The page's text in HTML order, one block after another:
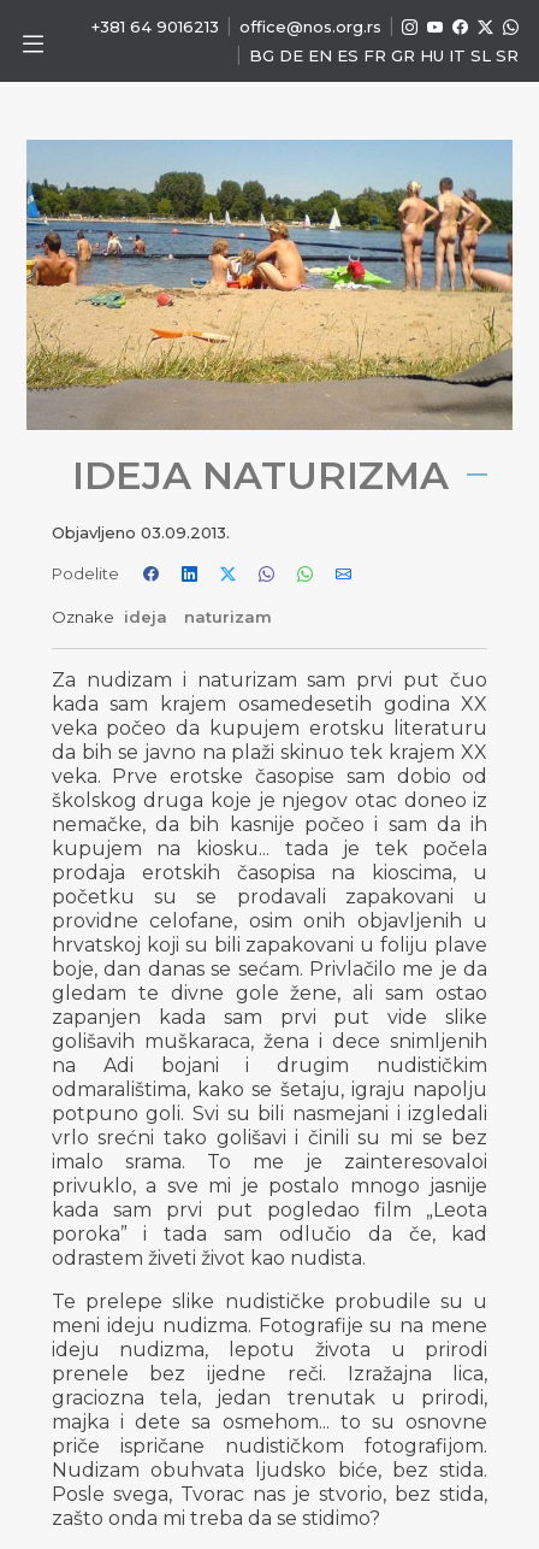
+381 64 9016213 office@nos.org.rs
BG DE EN ES FR GR HU IT SL SR
IDEJA NATURIZMA
Objavljeno 03.09.2013.
Podelite
Oznake ideja naturizam
Za nudizam i naturizam sam prvi put čuo
kada sam krajem osamedesetih godina XX
veka počeo da kupujem erotsku literaturu
da bih se javno na plaži skinuo tek krajem XX
veka. Prve erotske časopise sam dobio od
školskog druga koje je njegov otac doneo iz
nemačke, da bih kasnije počeo i sam da ih
kupujem na kiosku... tada je tek počela
prodaja erotskih časopisa na kioscima, u
početku su se prodavali zapakovani u
providne celofane, osim onih objavljenih u
hrvatskoj koji su bili zapakovani u foliju plave
boje, dan danas se sećam. Privlačilo me je da
gledam te divne gole žene, ali sam ostao
zapanjen kada sam prvi put vide slike
golišavih muškaraca, žena i dece snimljenih
na Adi bojani i drugim nudističkim
odmaralištima, kako se šetaju, igraju napolju
potpuno goli. Svi su bili nasmejani i izgledali
vrlo srećni tako golišavi i činili su mi se bez
imalo srama. To me je zainteresovaloi
privuklo, a sve mi je postalo mnogo jasnije
kada sam prvi put pogledao film „Leota
poroka” i tada sam odlučio da če, kad
odrastem živeti život kao nudista.
Te prelepe slike nudističke probudile su u
meni ideju nudizma. Fotografije su na mene
ideju nudizma, lepotu života u prirodi
prenele bez ijedne reči. Izražajna lica,
graciozna tela, jedan trenutak u prirodi,
majka i dete sa osmehom... to su osnovne
priče ispričane nudističkom fotografijom.
Nudizam obuhvata ljudsko biće, bez stida.
Posle svega, Tvorac nas je stvorio, bez stida,
zašto onda mi treba da se stidimo?